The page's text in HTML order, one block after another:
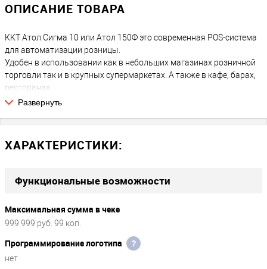
ОПИСАНИЕ ТОВАРА
ККТ Атол Сигма 10 или Атол 150Ф это современная POS-система
для автоматизации розницы.
Удобен в использовании как в небольших магазинах розничной
торговли так и в крупных супермаркетах. А также в кафе, барах,
ресторанах.
Поставляется с предустановленным программным
горизонты с кассовым аппаратом Атол Сигма 10, оснащенным
решение для динамично развивающихся компаний, стремящихся
к максимальной эффективности и соблюдению всех
Главные преимущества Атол Сигма 10:
Продолжительный срок службы ФН:
на 36 месяцев, Атол Сигма 10 существенно сокращает
Развернуть
ХАРАКТЕРИСТИКИ:
Функциональные возможности
Максимальная сумма в чеке
999 999 руб. 99 коп.
Программирование логотипа ?
нет